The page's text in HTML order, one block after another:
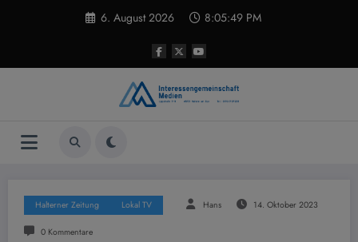
6. August 2026 8:05:50 PM
Halterner Zeitung Lokal TV Hans 14. Oktober 2023
0 Kommentare